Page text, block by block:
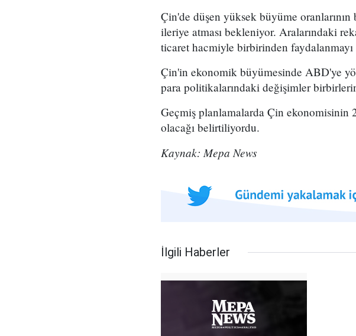
Çin'de düşen yüksek büyüme
ileriye atması bekleniyor. Aralarındaki
ticaret hacmiyle birbirinden faydalanmayı
Çin'in ekonomik büyümesinde ABD'ye
para politikalarındaki değişimler
Geçmiş planlamalarda Çin ekonomisinin
olacağı belirtiliyordu.
Kaynak: Mepa News
İlgili Haberler